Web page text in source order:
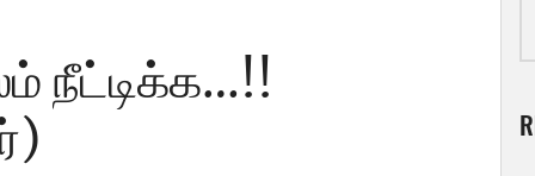
நீட்டிக்க…!!